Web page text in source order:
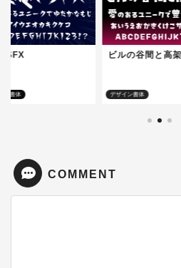
ン書体
SFX
デザイン書体
ビルの谷間と高
COMMENT